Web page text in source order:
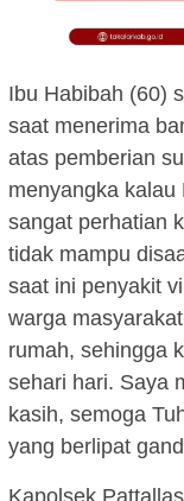
Ibu Habibah (60)
saat menerima
atas pemberian
menyangka kalau
sangat perhatian
tidak mampu
saat ini penyakit
warga
rumah, sehingga
sehari hari. Saya
kasih, semoga
yang berlipat
Kapolsek